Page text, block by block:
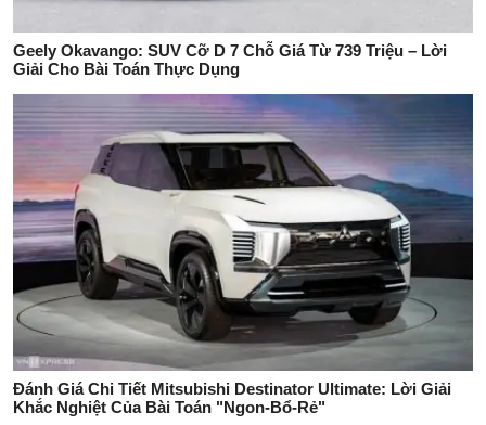
Geely Okavango: SUV Cỡ D 7 Chỗ Giá Từ 739 Triệu – Lời
Giải Cho Bài Toán Thực Dụng
Đánh Giá Chi Tiết Mitsubishi Destinator Ultimate: Lời Giải
Khắc Nghiệt Của Bài Toán "Ngon-Bổ-Rẻ"